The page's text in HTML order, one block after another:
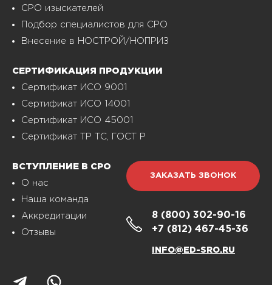
СРО изыскателей
Подбор специалистов для СРО
Внесение в НОСТРОЙ/НОПРИЗ
СЕРТИФИКАЦИЯ ПРОДУКЦИИ
Сертификат ИСО 9001
Сертификат ИСО 14001
Сертификат ИСО 45001
Сертификат ТР ТС, ГОСТ Р
ВСТУПЛЕНИЕ В СРО
О нас
Наша команда
Аккредитации
Отзывы
ЗАКАЗАТЬ ЗВОНОК
8 (800) 302-90-16
+7 (812) 467-45-36
INFO@ED-SRO.RU